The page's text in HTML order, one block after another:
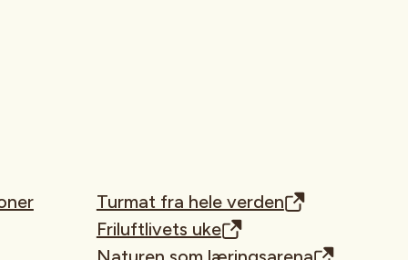
Turmat fra hele verden
Friluftlivets uke